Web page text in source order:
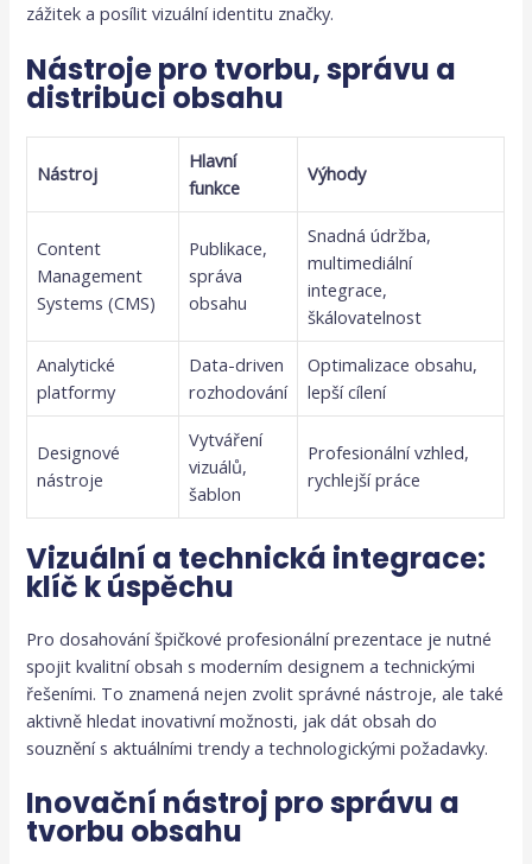
zážitek a posílit vizuální identitu značky.
Nástroje pro tvorbu, správu a
distribuci obsahu
Nástroj
Hlavní
funkce
Výhody
Content
Management
Systems (CMS)
Publikace,
správa
obsahu
Snadná údržba,
multimediální
integrace,
škálovatelnost
Analytické
platformy
Data-driven
rozhodování
Optimalizace obsahu,
lepší cílení
Designové
nástroje
Vytváření
vizuálů,
šablon
Profesionální vzhled,
rychlejší práce
Vizuální a technická integrace:
klíč k úspěchu
Pro dosahování špičkové profesionální prezentace je nutné
spojit kvalitní obsah s moderním designem a technickými
řešeními. To znamená nejen zvolit správné nástroje, ale také
aktivně hledat inovativní možnosti, jak dát obsah do
souznění s aktuálními trendy a technologickými požadavky.
Inovační nástroj pro správu a
tvorbu obsahu